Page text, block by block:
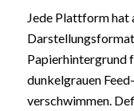
Jede Plattform hat
Papierhintergrund
dunkelgrauen
verschwimmen.